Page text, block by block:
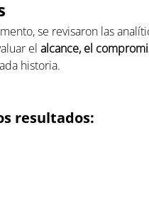
se revisaron las
el alcance, el
historia.
resultados: